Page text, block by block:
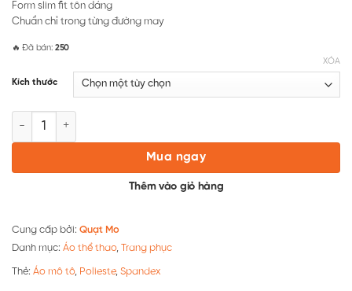
Form slim fit tôn dáng
Chuẩn chỉ trong từng đường may
🔥 Đã bán: 250
Kích thước
XÓA
AVT25 – Áo MOTO số lượng
Mua ngay
Thêm vào giỏ hàng
Cung cấp bởi: Quạt Mo
Danh mục: Áo thể thao, Trang phục
Thẻ: Áo mô tô, Polieste, Spandex